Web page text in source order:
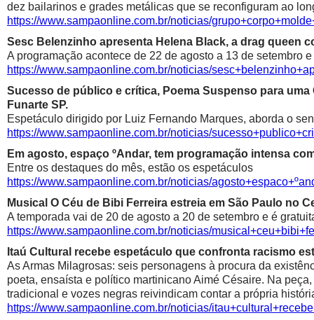
dez bailarinos e grades metálicas que se reconfiguram ao
https://www.sampaonline.com.br/noticias/
Sesc Belenzinho apresenta Helena Black, a drag queen
A programação acontece de 22 de agosto a 13 de setembro
https://www.sampaonline.com.br/noticias/
Sucesso de público e crítica, Poema Suspenso para
Funarte SP.
Espetáculo dirigido por Luiz Fernando Marques, aborda o
https://www.sampaonline.com.br/noticias/
Em agosto, espaço ºAndar, tem programação intensa
Entre os destaques do mês, estão os espetáculos
https://www.sampaonline.com.br/noticias/
Musical O Céu de Bibi Ferreira estreia em São Paulo no
A temporada vai de 20 de agosto a 20 de setembro e é
https://www.sampaonline.com.br/noticias/
Itaú Cultural recebe espetáculo que confronta racismo
As Armas Milagrosas: seis personagens à procura da
poeta, ensaísta e político martinicano Aimé Césaire. Na
tradicional e vozes negras reivindicam contar a própria
https://www.sampaonline.com.br/noticias/